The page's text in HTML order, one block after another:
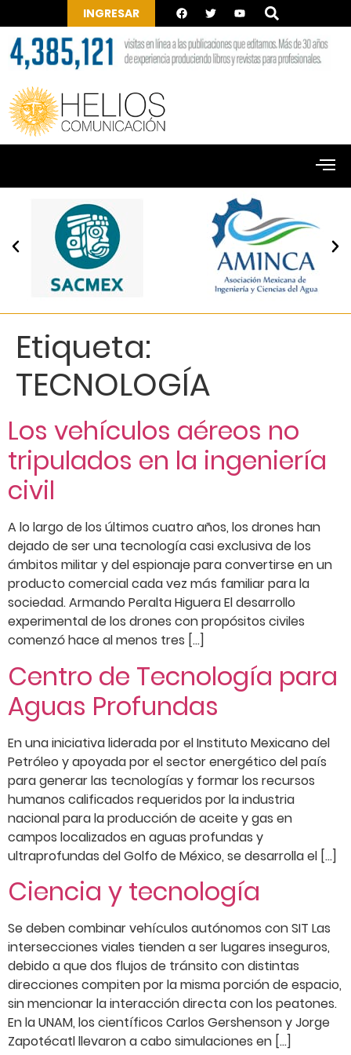
INGRESAR
Etiqueta:
TECNOLOGÍA
Los vehículos aéreos no
tripulados en la ingeniería
civil
A lo largo de los últimos cuatro años, los drones han
dejado de ser una tecnología casi exclusiva de los
ámbitos militar y del espionaje para convertirse en un
producto comercial cada vez más familiar para la
sociedad. Armando Peralta Higuera El desarrollo
experimental de los drones con propósitos civiles
comenzó hace al menos tres […]
Centro de Tecnología para
Aguas Profundas
En una iniciativa liderada por el Instituto Mexicano del
Petróleo y apoyada por el sector energético del país
para generar las tecnologías y formar los recursos
humanos calificados requeridos por la industria
nacional para la producción de aceite y gas en
campos localizados en aguas profundas y
ultraprofundas del Golfo de México, se desarrolla el […]
Ciencia y tecnología
Se deben combinar vehículos autónomos con SIT Las
intersecciones viales tienden a ser lugares inseguros,
debido a que dos flujos de tránsito con distintas
direcciones compiten por la misma porción de espacio,
sin mencionar la interacción directa con los peatones.
En la UNAM, los científicos Carlos Gershenson y Jorge
Zapotécatl llevaron a cabo simulaciones en […]